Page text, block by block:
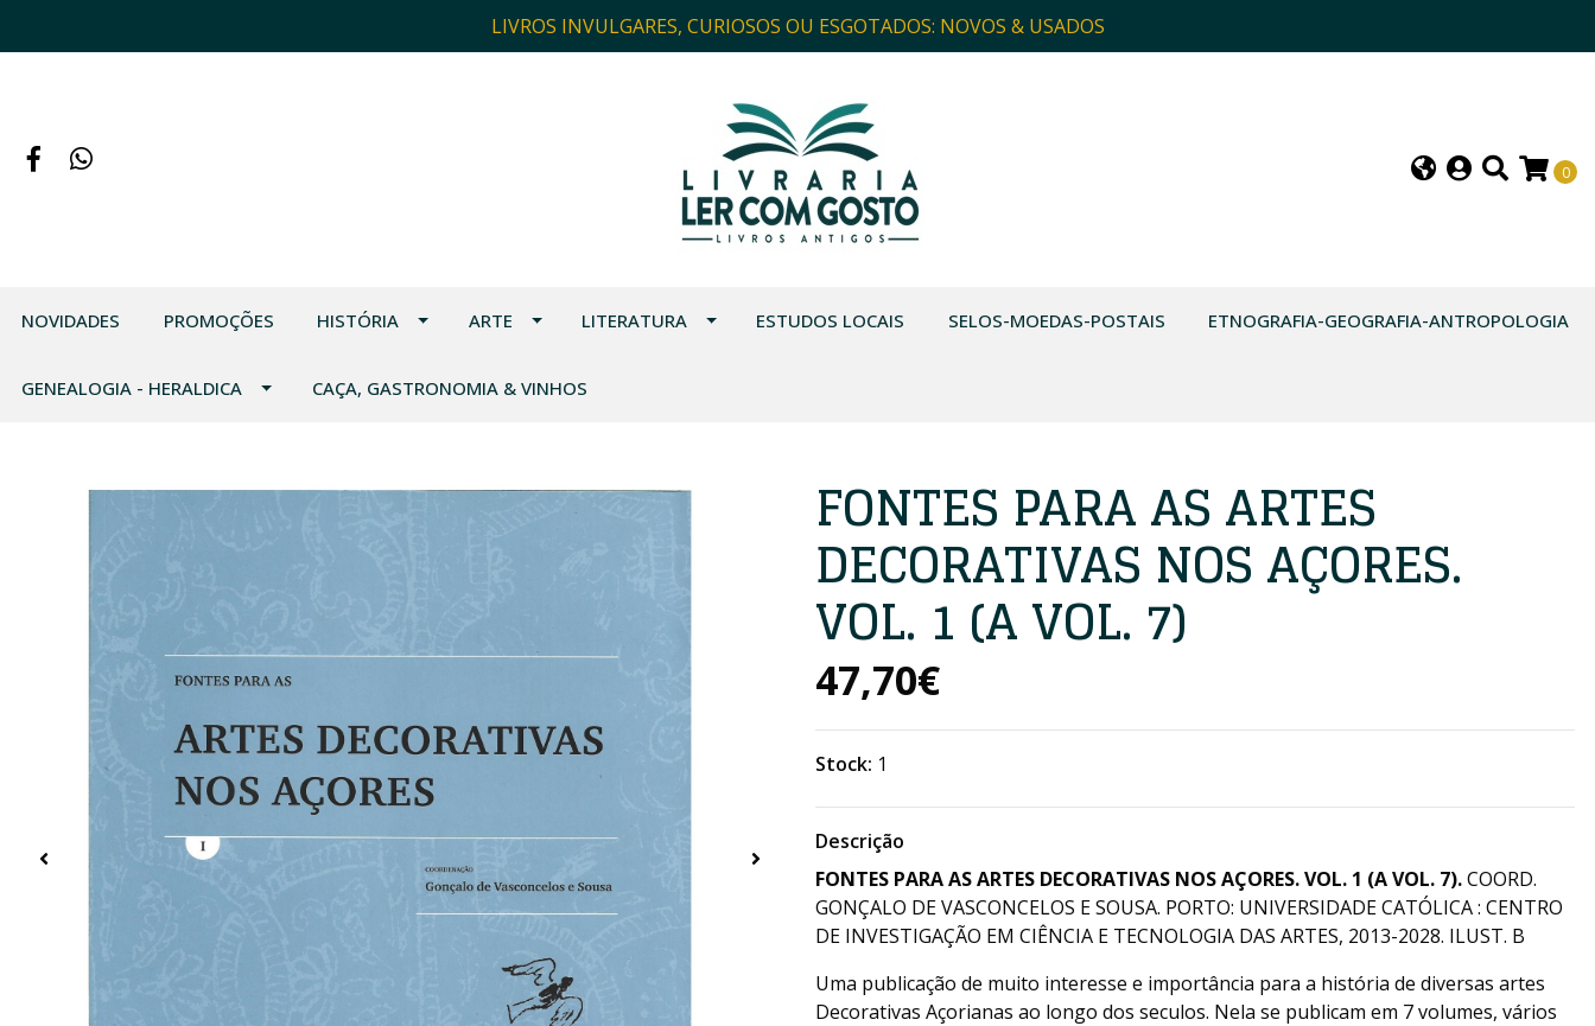
LIVROS INVULGARES, CURIOSOS OU ESGOTADOS: NOVOS & USADOS
0
NOVIDADES PROMOÇÕES HISTÓRIA ARTE LITERATURA ESTUDOS LOCAIS SELOS-MOEDAS-POSTAIS ETNOGRAFIA-GEOGRAFIA-ANTROPOLOGIA
GENEALOGIA - HERALDICA CAÇA, GASTRONOMIA & VINHOS
FONTES PARA AS ARTES
DECORATIVAS NOS AÇORES.
VOL. 1 (A VOL. 7)
47,70€
Stock: 1
Descrição
FONTES PARA AS ARTES DECORATIVAS NOS AÇORES. VOL. 1 (A VOL. 7).COORD.
GONÇALO DE VASCONCELOS E SOUSA. PORTO: UNIVERSIDADE CATÓLICA : CENTRO
DE INVESTIGAÇÃO EM CIÊNCIA E TECNOLOGIA DAS ARTES, 2013-2028. ILUST. B
Uma publicação de muito interesse e importância para a história de diversas artes
Decorativas Açorianas ao longo dos seculos. Nela se publicam em 7 volumes, vários